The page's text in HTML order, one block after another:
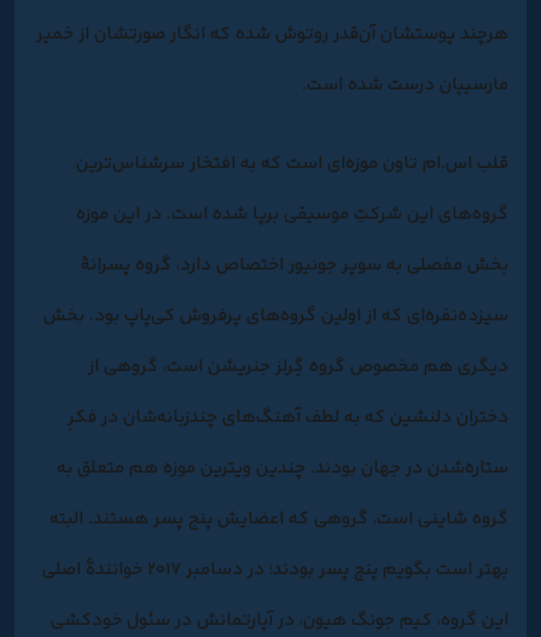
هرچند پوستشان آن‌قدر روتوش شده که انگار صورتشان از خمیر
مارسیپان درست شده است.
قلب اس.ام تاون موزه‌ای است که به افتخار سرشناس‌ترین
گروه‌های این شرکتِ موسیقی برپا شده است. در این موزه
بخش مفصلی به سوپر جونیور اختصاص دارد، گروه پسرانۀ
سیزده‌نفره‌ای که از اولین گروه‌های پرفروش کی‌پاپ بود. بخش
دیگری هم مخصوص گروه گِرلز جنریشن است، گروهی از
دختران دلنشین که به لطف آهنگ‌های چندزبانه‌شان در فکرِ
ستاره‌شدن در جهان بودند. چندین ویترین موزه هم متعلق به
گروه شاینی است، گروهی که اعضایش پنج پسر هستند. البته
بهتر است بگویم پنج پسر بودند؛ در دسامبر ۲۰۱۷ خوانندۀ اصلی
این گروه، کیم جونگ هیون، در آپارتمانش در سئول خودکشی